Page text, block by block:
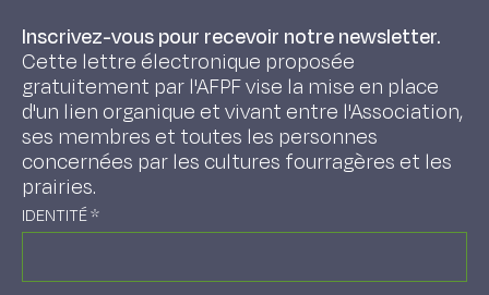
Inscrivez-vous pour recevoir notre newsletter.
Cette lettre électronique proposée
gratuitement par l'AFPF vise la mise en place
d'un lien organique et vivant entre l'Association,
ses membres et toutes les personnes
concernées par les cultures fourragères et les
prairies.
IDENTITÉ*